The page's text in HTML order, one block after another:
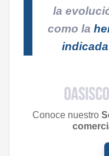
la
como la
Conoce nuestro